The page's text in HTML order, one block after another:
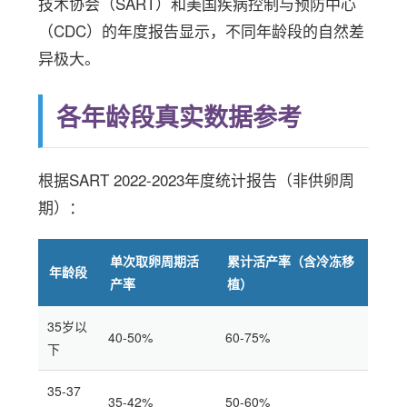
（CDC）的年度报告显示，不同年龄段的自然差
异极大。
各年龄段真实数据参考
根据SART 2022-2023年度统计报告（非供卵周
期）：
年龄段
单次取卵周期活
产率
累计活产率（含冷冻移
植）
35岁以
下
40-50% 60-75%
35-37
35-42% 50-60%